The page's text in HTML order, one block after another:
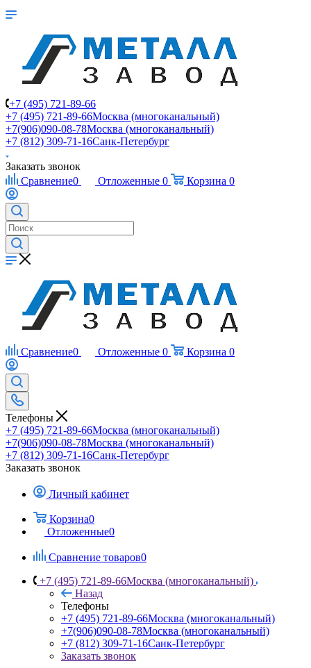
+7 (495) 721-89-66
+7 (495) 721-89-66Москва (многоканальный)
+7(906)090-08-78Москва (многоканальный)
+7 (812) 309-71-16Санк-Петербург
Заказать звонок
Сравнение0 Отложенные 0 Корзина 0
Сравнение0 Отложенные 0 Корзина 0
Телефоны
+7 (495) 721-89-66Москва (многоканальный)
+7(906)090-08-78Москва (многоканальный)
+7 (812) 309-71-16Санк-Петербург
Заказать звонок
Личный кабинет
Корзина0
Отложенные0
Сравнение товаров0
+7 (495) 721-89-66Москва (многоканальный)
Назад
Телефоны
+7 (495) 721-89-66Москва (многоканальный)
+7(906)090-08-78Москва (многоканальный)
+7 (812) 309-71-16Санк-Петербург
Заказать звонок